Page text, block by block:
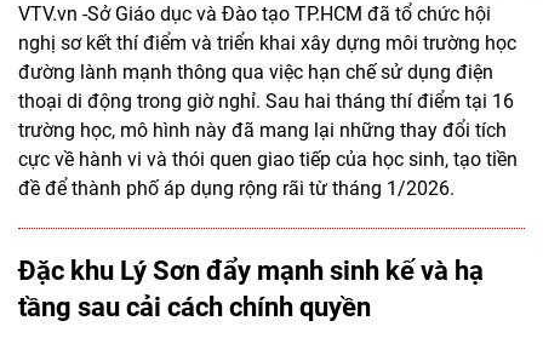
VTV.vn -Sở Giáo dục và Đào tạo TP.HCM đã tổ chức hội
nghị sơ kết thí điểm và triển khai xây dựng môi trường học
đường lành mạnh thông qua việc hạn chế sử dụng điện
thoại di động trong giờ nghỉ. Sau hai tháng thí điểm tại 16
trường học, mô hình này đã mang lại những thay đổi tích
cực về hành vi và thói quen giao tiếp của học sinh, tạo tiền
đề để thành phố áp dụng rộng rãi từ tháng 1/2026.
Đặc khu Lý Sơn đẩy mạnh sinh kế và hạ
tầng sau cải cách chính quyền